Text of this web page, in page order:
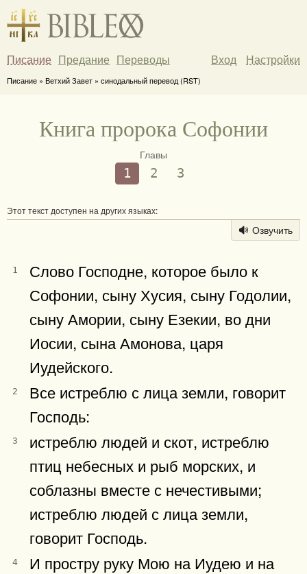
Писание Предание Переводы Вход Настройки
Писание » Ветхий Завет » синодальный перевод (RST)
Книга пророка Софонии
Главы
1 2 3
Этот текст доступен на других языках:
Озвучить
1
Слово Господне, которое было к
Софонии, сыну Хусия, сыну Годолии,
сыну Амории, сыну Езекии, во дни
Иосии, сына Амонова, царя
Иудейского.
2
Все истреблю с лица земли, говорит
Господь:
3
истреблю людей и скот, истреблю
птиц небесных и рыб морских, и
соблазны вместе с нечестивыми;
истреблю людей с лица земли,
говорит Господь.
4
И простру руку Мою на Иудею и на